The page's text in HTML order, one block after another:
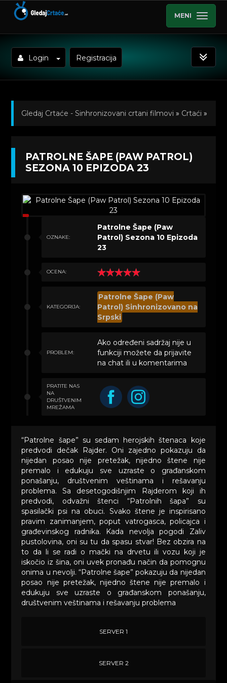
MENI
Login Registracija
Gledaj Crtaće - Sinhronizovani crtani filmovi » Crtaći »
»Kratkometrazni crtani filmovi» Patrolne Šape (Paw
PATROLNE ŠAPE (PAW PATROL)
SEZONA 10 EPIZODA 23
OZNAKE:
Patrolne Šape (Paw
Patrol) Sezona 10 Epizoda
23
OCENA:
KATEGORIJA:
Patrolne Šape (Paw
Patrol) Sinhronizovano na
Srpski
PROBLEM:
Ako određeni sadržaj nije u
funkciji možete da prijavite
na chat ili u komentarima
PRATITE NAS
NA
DRUŠTVENIM
MREŽAMA
“Patrolne šape” su sedam herojskih štenaca koje
predvodi dečak Rajder. Oni zajedno pokazuju da
nijedan posao nije pretežak, nijedno štene nije
premalo i edukuju sve uzraste o građanskom
ponašanju, društvenim veštinama i rešavanju
problema. Sa desetogodišnjim Rajderom koji ih
predvodi, odvažni štenci “Patrolnih šapa” su
spasilački psi na obuci. Svako štene je inspirisano
pravim zanimanjem, poput vatrogasca, policajca i
građevinskog radnika. Kada nevolja pogodi Zaliv
pustolovina, oni su tu da spasu stvar! Bez obzira na
to da li se radi o mački na drvetu ili vozu koji je
iskočio iz šina, oni uvek pronađu način da pomognu
onima u nevolji. “Patrolne šape” pokazuju da nijedan
posao nije pretežak, nijedno štene nije premalo i
edukuju sve uzraste o građanskom ponašanju,
društvenim veštinama i rešavanju problema
SERVER 1
SERVER 2